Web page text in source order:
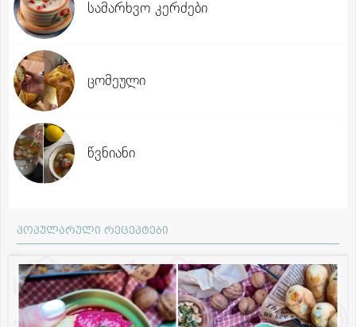
სამარხვო კერძები
ცომეული
წვნიანი
პოპულარული რეცეპტები